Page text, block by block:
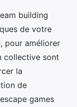
building
de votre
pour améliorer
collective sont
la
de
games